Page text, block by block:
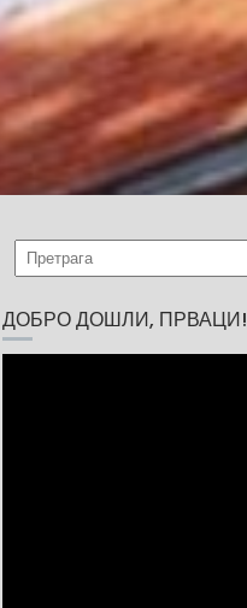
ДОБРО ДОШЛИ, ПРВАЦИ!